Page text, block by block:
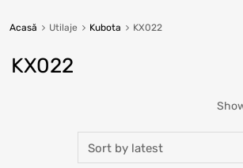
Acasă Utilaje Kubota KX022
KX022